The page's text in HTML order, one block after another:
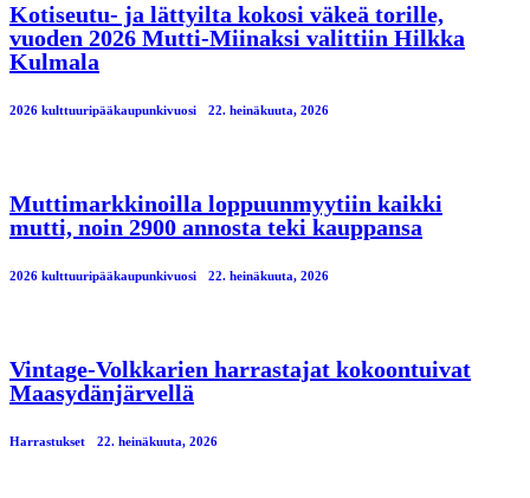
Kotiseutu- ja lättyilta kokosi väkeä torille,
vuoden 2026 Mutti-Miinaksi valittiin Hilkka
Kulmala
2026 kulttuuripääkaupunkivuosi 22. heinäkuuta, 2026
Muttimarkkinoilla loppuunmyytiin kaikki
mutti, noin 2900 annosta teki kauppansa
2026 kulttuuripääkaupunkivuosi 22. heinäkuuta, 2026
Vintage-Volkkarien harrastajat kokoontuivat
Maasydänjärvellä
Harrastukset 22. heinäkuuta, 2026